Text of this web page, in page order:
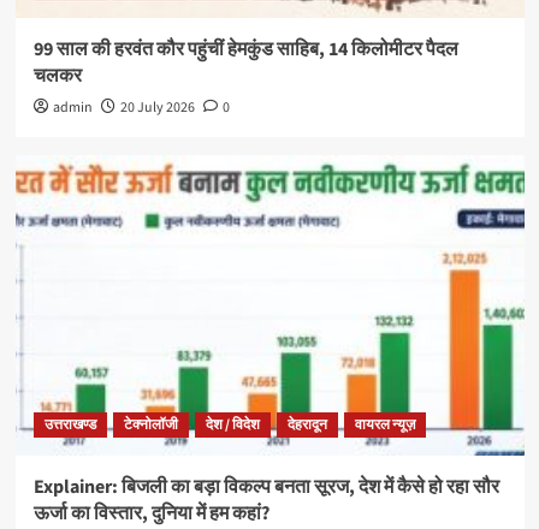
99 साल की हरवंत कौर पहुंचीं हेमकुंड साहिब, 14 किलोमीटर पैदल
चलकर
admin 20 July 2026 0
उत्तराखण्ड टेक्नोलॉजी देश / विदेश देहरादून वायरल न्यूज़
Explainer: बिजली का बड़ा विकल्प बनता सूरज, देश में कैसे हो रहा सौर
ऊर्जा का विस्तार, दुनिया में हम कहां?